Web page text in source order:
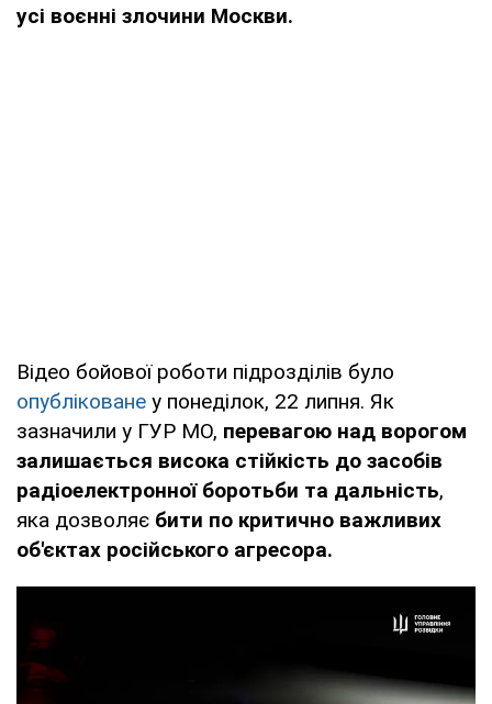
усі воєнні злочини Москви.
Відео бойової роботи підрозділів було
опубліковане у понеділок, 22 липня. Як
зазначили у ГУР МО, перевагою над ворогом
залишається висока стійкість до засобів
радіоелектронної боротьби та дальність,
яка дозволяє бити по критично важливих
об'єктах російського агресора.